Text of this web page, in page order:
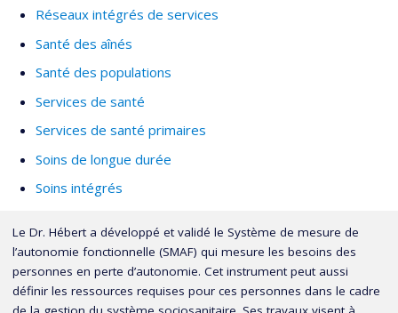
Réseaux intégrés de services
Santé des aînés
Santé des populations
Services de santé
Services de santé primaires
Soins de longue durée
Soins intégrés
Le Dr. Hébert a développé et validé le Système de mesure de
l’autonomie fonctionnelle (SMAF) qui mesure les besoins des
personnes en perte d’autonomie. Cet instrument peut aussi
définir les ressources requises pour ces personnes dans le cadre